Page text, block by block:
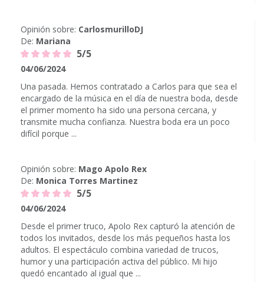
Opinión sobre: CarlosmurilloDJ
De: Mariana
5/5
04/06/2024
Una pasada. Hemos contratado a Carlos para que sea el
encargado de la música en el día de nuestra boda, desde
el primer momento ha sido una persona cercana, y
transmite mucha confianza. Nuestra boda era un poco
difícil porque ...
Opinión sobre: Mago Apolo Rex
De: Monica Torres Martinez
5/5
04/06/2024
Desde el primer truco, Apolo Rex capturó la atención de
todos los invitados, desde los más pequeños hasta los
adultos. El espectáculo combina variedad de trucos,
humor y una participación activa del público. Mi hijo
quedó encantado al igual que ...